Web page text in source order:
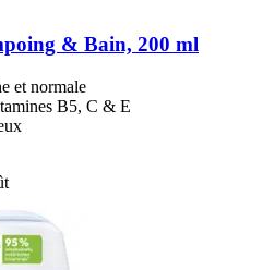
& Bain, 200 ml
et normale
B5, C & E